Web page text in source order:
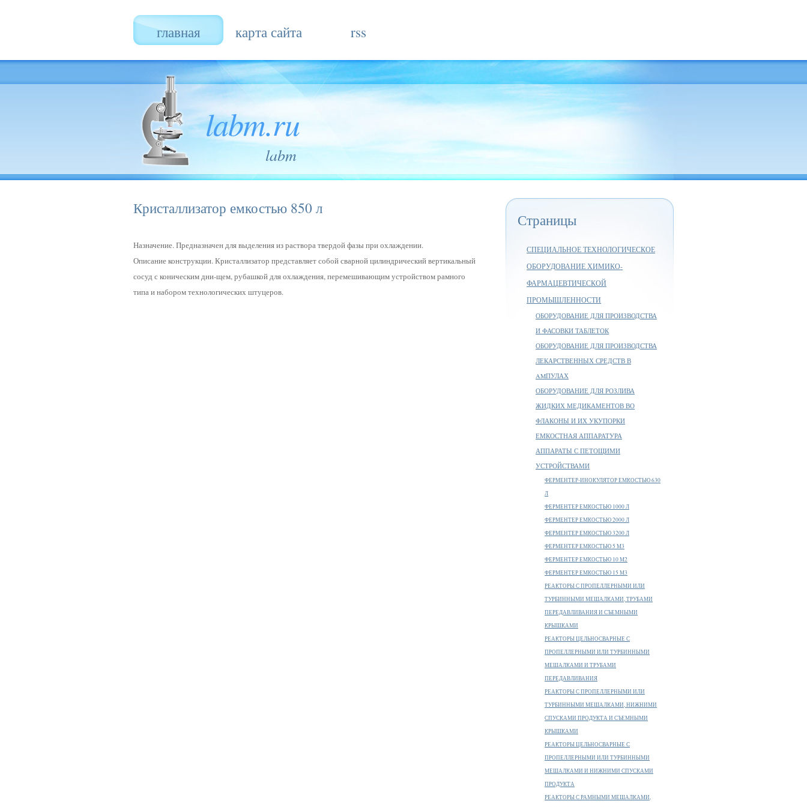
главная карта сайта rss
labm.ru
labm
Кристаллизатор емкостью 850 л
Назначение. Предназначен для выделения из раствора твердой фазы при охлаждении.
Описание конструкции. Кристаллизатор представляет собой сварной цилиндрический вертикальный
сосуд с коническим дни-щем, рубашкой для охлаждения, перемешивающим устройством рамного
типа и набором технологических штуцеров.
Страницы
СПЕЦИАЛЬНОЕ ТЕХНОЛОГИЧЕСКОЕ
ОБОРУДОВАНИЕ ХИМИКО-
ФАРМАЦЕВТИЧЕСКОЙ
ПРОМЫШЛЕННОСТИ
ОБОРУДОВАНИЕ ДЛЯ ПРОИЗВОДСТВА
И ФАСОВКИ ТАБЛЕТОК
ОБОРУДОВАНИЕ ДЛЯ ПРОИЗВОДСТВА
ЛЕКАРСТВЕННЫХ СРЕДСТВ В
AMПУЛАХ
ОБОРУДОВАНИЕ ДЛЯ РОЗЛИВА
ЖИДКИХ МЕДИКАМЕНТОВ ВО
ФЛАКОНЫ И ИХ УКУПОРКИ
ЕМКОСТНАЯ АППАРАТУРА
АППАРАТЫ С ПЕТОЩИМИ
УСТРОЙСТВАМИ
ФЕРМЕНТЕР-ИНОКУЛЯТОР ЕМКОСТЬЮ 630
Л
ФЕРМЕНТЕР ЕМКОСТЬЮ 1000 Л
ФЕРМЕНТЕР ЕМКОСТЬЮ 2000 Л
ФЕРМЕНТЕР ЕМКОСТЬЮ 3200 Л
ФЕРМЕНТЕР ЕМКОСТЬЮ 5 М3
ФЕРМЕНТЕР ЕМКОСТЬЮ 10 М2
ФЕРМЕНТЕР ЕМКОСТЬЮ 15 М3
РЕАКТОРЫ С ПРОПЕЛЛЕРНЫМИ ИЛИ
ТУРБИННЫМИ МЕШАЛКАМИ, ТРУБАМИ
ПЕРЕДАВЛИВАНИЯ И СЪЕМНЫМИ
КРЫШКАМИ
РЕАКТОРЫ ЦЕЛЬНОСВАРНЫЕ С
ПРОПЕЛЛЕРНЫМИ ИЛИ ТУРБИННЫМИ
МЕШАЛКАМИ И ТРУБАМИ
ПЕРЕДАВЛИВАНИЯ
РЕАКТОРЫ С ПРОПЕЛЛЕРНЫМИ ИЛИ
ТУРБИННЫМИ МЕШАЛКАМИ, НИЖНИМИ
СПУСКАМИ ПРОДУКТА И СЪЕМНЫМИ
КРЫШКАМИ
РЕАКТОРЫ ЦЕЛЬНОСВАРНЫЕ С
ПРОПЕЛЛЕРНЫМИ ИЛИ ТУРБИННЫМИ
МЕШАЛКАМИ И НИЖНИМИ СПУСКАМИ
ПРОДУКТА
РЕАКТОРЫ С РАМНЫМИ МЕШАЛКАМИ,